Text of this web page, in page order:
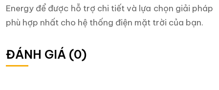
Energy để được hỗ trợ chi tiết và lựa chọn giải pháp
phù hợp nhất cho hệ thống điện mặt trời của bạn.
ĐÁNH GIÁ (0)